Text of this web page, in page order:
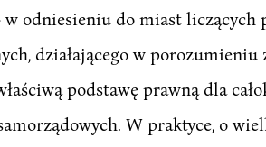
w odniesieniu do miast
działającego w
podstawę prawną dla
W praktyce, o